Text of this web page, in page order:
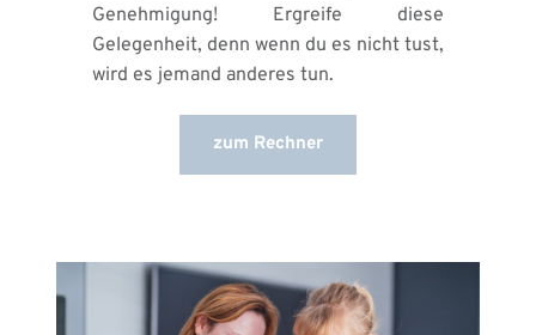
Genehmigung! Ergreife diese
Gelegenheit, denn wenn du es nicht tust,
wird es jemand anderes tun.
zum Rechner